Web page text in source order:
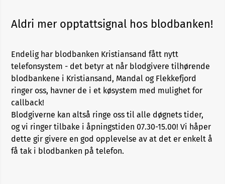
Aldri mer opptattsignal hos blodbanken!
Endelig har blodbanken Kristiansand fått nytt
telefonsystem - det betyr at når blodgivere tilhørende
blodbankene i Kristiansand, Mandal og Flekkefjord
ringer oss, havner de i et køsystem med mulighet for
callback!
Blodgiverne kan altså ringe oss til alle døgnets tider,
og vi ringer tilbake i åpningstiden 07.30-15.00! Vi håper
dette gir givere en god opplevelse av at det er enkelt å
få tak i blodbanken på telefon.